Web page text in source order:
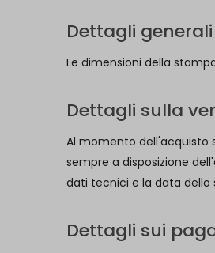
Dettagli generali
Le dimensioni della
Dettagli sulla
Al momento dell'acquisto
sempre a disposizione
dati tecnici e la data dello
Dettagli sui